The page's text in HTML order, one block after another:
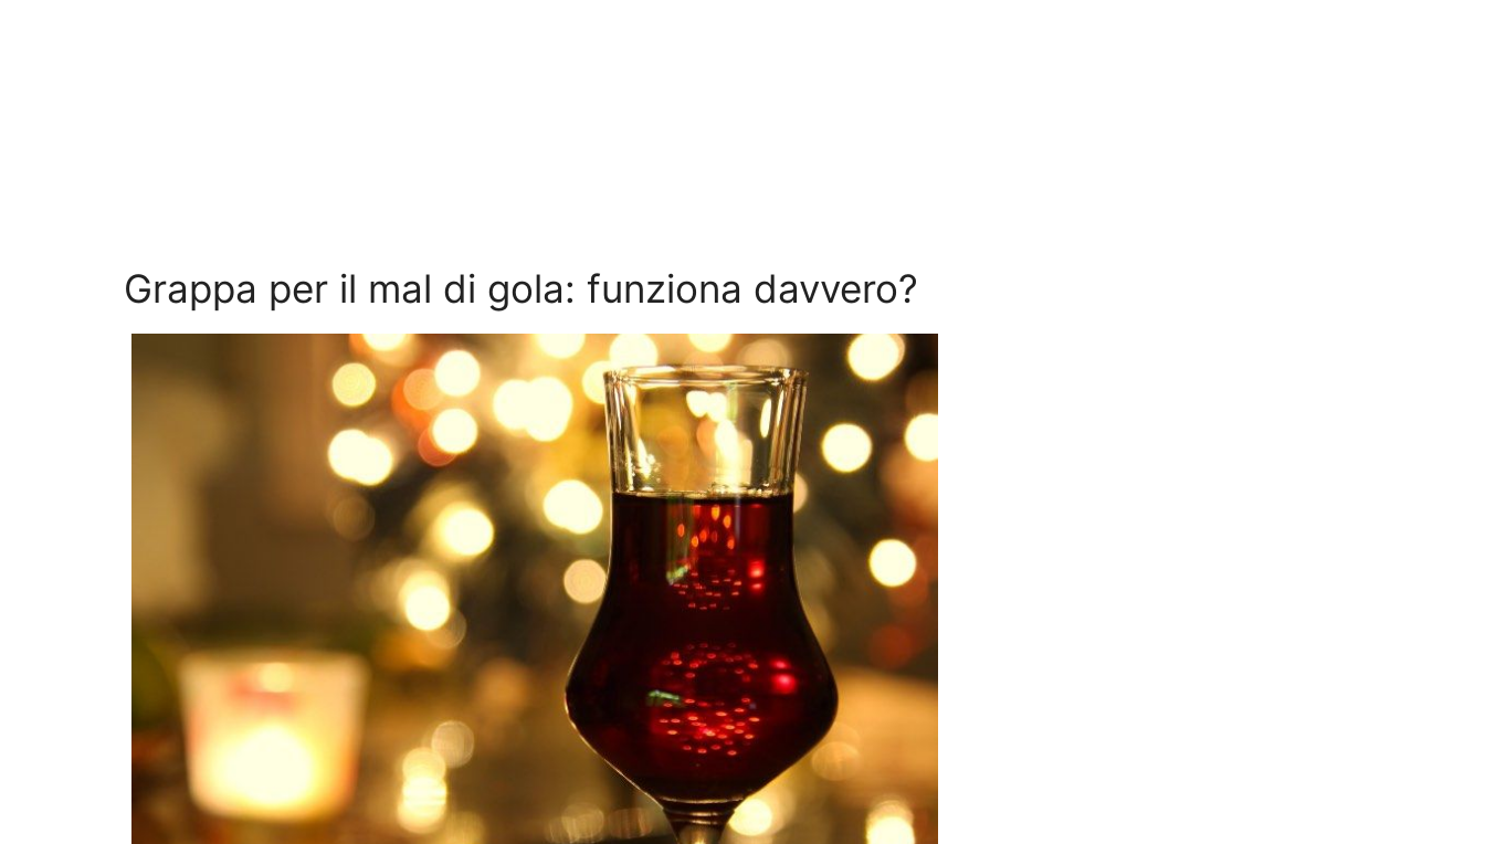
Grappa per il mal di gola: funziona davvero?